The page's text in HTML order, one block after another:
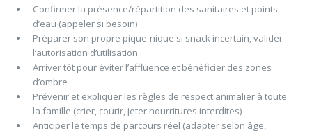
Confirmer la présence/répartition des sanitaires et points
d’eau (appeler si besoin)
Préparer son propre pique-nique si snack incertain, valider
l’autorisation d’utilisation
Arriver tôt pour éviter l’affluence et bénéficier des zones
d’ombre
Prévenir et expliquer les règles de respect animalier à toute
la famille (crier, courir, jeter nourritures interdites)
Anticiper le temps de parcours réel (adapter selon âge,